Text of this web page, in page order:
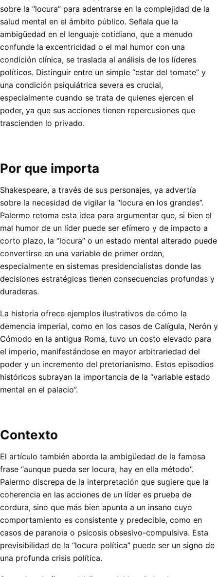
sobre la “locura” para adentrarse en la complejidad de la
salud mental en el ámbito público. Señala que la
ambigüedad en el lenguaje cotidiano, que a menudo
confunde la excentricidad o el mal humor con una
condición clínica, se traslada al análisis de los líderes
políticos. Distinguir entre un simple “estar del tomate” y
una condición psiquiátrica severa es crucial,
especialmente cuando se trata de quienes ejercen el
poder, ya que sus acciones tienen repercusiones que
trascienden lo privado.
Por que importa
Shakespeare, a través de sus personajes, ya advertía
sobre la necesidad de vigilar la “locura en los grandes”.
Palermo retoma esta idea para argumentar que, si bien el
mal humor de un líder puede ser efímero y de impacto a
corto plazo, la “locura” o un estado mental alterado puede
convertirse en una variable de primer orden,
especialmente en sistemas presidencialistas donde las
decisiones estratégicas tienen consecuencias profundas y
duraderas.
La historia ofrece ejemplos ilustrativos de cómo la
demencia imperial, como en los casos de Calígula, Nerón y
Cómodo en la antigua Roma, tuvo un costo elevado para
el imperio, manifestándose en mayor arbitrariedad del
poder y un incremento del pretorianismo. Estos episodios
históricos subrayan la importancia de la “variable estado
mental en el palacio”.
Contexto
El artículo también aborda la ambigüedad de la famosa
frase “aunque pueda ser locura, hay en ella método”.
Palermo discrepa de la interpretación que sugiere que la
coherencia en las acciones de un líder es prueba de
cordura, sino que más bien apunta a un insano cuyo
comportamiento es consistente y predecible, como en
casos de paranoia o psicosis obsesivo-compulsiva. Esta
previsibilidad de la “locura política” puede ser un signo de
una profunda crisis política.